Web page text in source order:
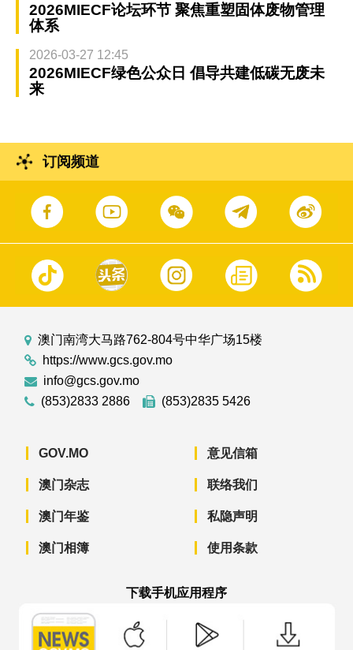
2026MIECF论坛环节 聚焦重塑固体废物管理
体系
2026-03-27 12:45
2026MIECF绿色公众日 倡导共建低碳无废未
来
订阅频道
澳门南湾大马路762-804号中华广场15楼
https://www.gcs.gov.mo
info@gcs.gov.mo
(853)2833 2886
(853)2835 5426
GOV.MO
澳门杂志
澳门年鉴
澳门相簿
意见信箱
联络我们
私隐声明
使用条款
下载手机应用程序